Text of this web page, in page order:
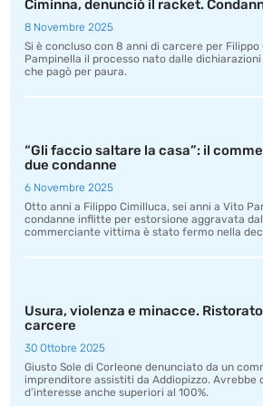
Ciminna, denunciò il racket.
8 Novembre 2025
Si è concluso con 8 anni di carcere per
Pampinella il processo nato dalle
che pagò per paura.
“Gli faccio saltare la casa”: il
due condanne
6 Novembre 2025
Otto anni a Filippo Cimilluca, sei anni a Vito
condanne inflitte per estorsione aggravata
commerciante vittima è stato fermo nella
Usura, violenza e minacce.
carcere
30 Ottobre 2025
Giusto Sole di Corleone denunciato da un
imprenditore assistiti da Addiopizzo. Avrebbe
d’interesse anche superiori al 100%.